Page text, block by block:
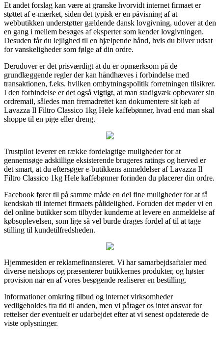
Et andet forslag kan være at granske hvorvidt internet firmaet er
støttet af e-mærket, siden det typisk er en påvisning af at
webbutikken understøtter gældende dansk lovgivning, udover at den
en gang i mellem besøges af eksperter som kender lovgivningen.
Desuden får du lejlighed til en hjælpende hånd, hvis du bliver udsat
for vanskeligheder som følge af din ordre.
Derudover er det prisværdigt at du er opmærksom på de
grundlæggende regler der kan håndhæves i forbindelse med
transaktionen, f.eks. hvilken ombytningspolitik forretningen tilsikrer.
I den forbindelse er det også vigtigt, at man stadigvæk opbevarer sin
ordremail, således man fremadrettet kan dokumentere sit køb af
Lavazza Il Filtro Classico 1kg Hele kaffebønner, hvad end man skal
shoppe til en pige eller dreng.
Trustpilot leverer en række fordelagtige muligheder for at
gennemsøge adskillige eksisterende brugeres ratings og herved er
det smart, at du eftersøger e-butikkens anmeldelser af Lavazza Il
Filtro Classico 1kg Hele kaffebønner forinden du placerer din ordre.
Facebook fører til på samme måde en del fine muligheder for at få
kendskab til internet firmaets pålidelighed. Foruden det møder vi en
del online butikker som tilbyder kunderne at levere en anmeldelse af
købsoplevelsen, som lige så vel burde drages fordel af til at tage
stilling til kundetilfredsheden.
Hjemmesiden er reklamefinansieret. Vi har samarbejdsaftaler med
diverse netshops og præsenterer butikkernes produkter, og høster
provision når en af vores besøgende realiserer en bestilling.
Informationer omkring tilbud og internet virksomheder
vedligeholdes fra tid til anden, men vi påtager os intet ansvar for
rettelser der eventuelt er udarbejdet efter at vi senest opdaterede de
viste oplysninger.